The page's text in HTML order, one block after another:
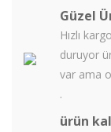
Güzel
Hızlı
duruyor
var ama
.
ürün